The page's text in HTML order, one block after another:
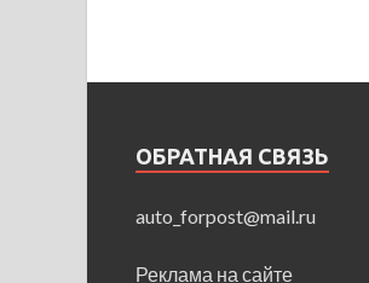
ОБРАТНАЯ СВЯЗЬ
auto_forpost@mail.ru
Реклама на сайте